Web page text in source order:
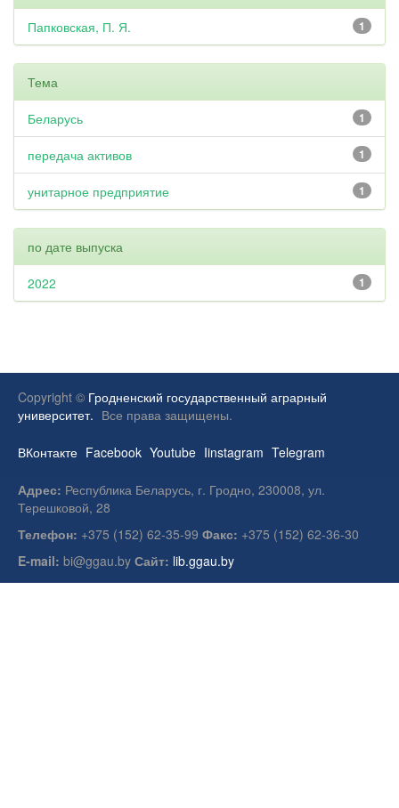
1
Папковская, П. Я.
Тема
1
Беларусь
1
передача активов
1
унитарное предприятие
по дате выпуска
1
2022
Copyright © Гродненский государственный аграрный
университет. Все права защищены.
ВКонтакте Facebook Youtube Iinstagram Telegram
Адрес: Республика Беларусь, г. Гродно, 230008, ул.
Терешковой, 28
Телефон: +375 (152) 62-35-99 Факс: +375 (152) 62-36-30
E-mail: bi@ggau.by Сайт: lib.ggau.by